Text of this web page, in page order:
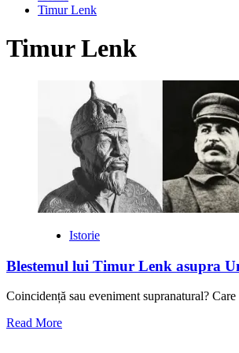
Timur Lenk
Timur Lenk
Istorie
Blestemul lui Timur Lenk asupra
Coincidență sau eveniment supranatural?
Read MoreRead